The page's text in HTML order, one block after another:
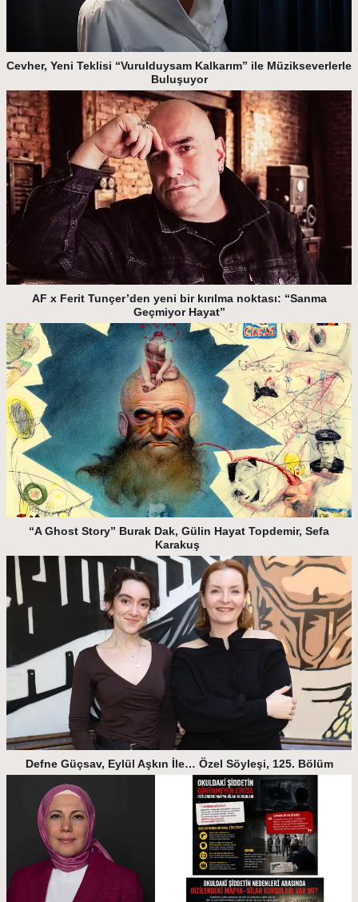
Cevher, Yeni Teklisi “Vurulduysam Kalkarım” ile Müzikseverlerle
Buluşuyor
AF x Ferit Tunçer’den yeni bir kırılma noktası: “Sanma
Geçmiyor Hayat”
“A Ghost Story” Burak Dak, Gülin Hayat Topdemir, Sefa
Karakuş
Defne Güçsav, Eylül Aşkın İle… Özel Söyleşi, 125. Bölüm